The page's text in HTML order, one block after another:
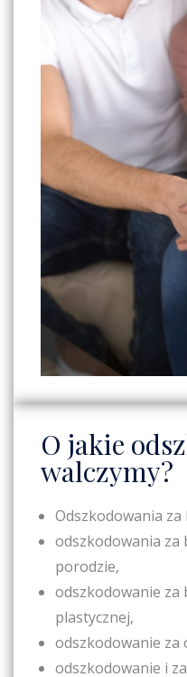
O jakie
walczymy?
Odszkodowania za
odszkodowania za
porodzie,
odszkodowanie za
plastycznej,
odszkodowanie za
odszkodowanie i